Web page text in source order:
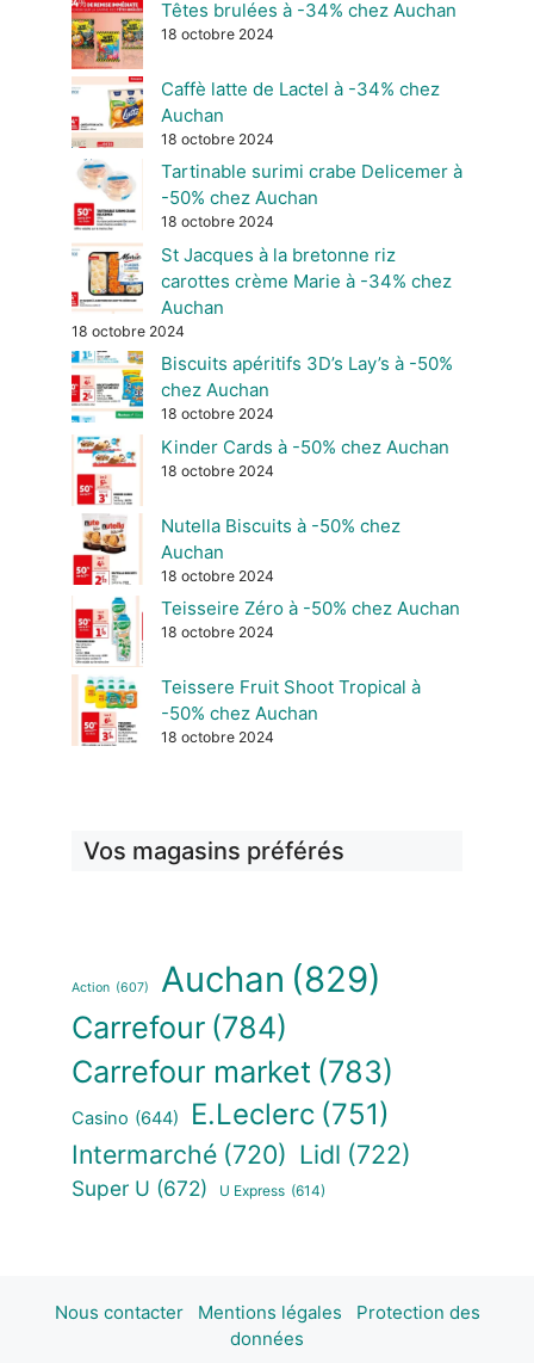
Têtes brulées à -34% chez Auchan
18 octobre 2024
Caffè latte de Lactel à -34% chez
Auchan
18 octobre 2024
Tartinable surimi crabe Delicemer à
-50% chez Auchan
18 octobre 2024
St Jacques à la bretonne riz
carottes crème Marie à -34% chez
Auchan
18 octobre 2024
Biscuits apéritifs 3D’s Lay’s à -50%
chez Auchan
18 octobre 2024
Kinder Cards à -50% chez Auchan
18 octobre 2024
Nutella Biscuits à -50% chez
Auchan
18 octobre 2024
Teisseire Zéro à -50% chez Auchan
18 octobre 2024
Teissere Fruit Shoot Tropical à
-50% chez Auchan
18 octobre 2024
Vos magasins préférés
Action (607) Auchan (829)
Carrefour (784)
Carrefour market (783)
Casino (644) E.Leclerc (751)
Intermarché (720) Lidl (722)
Super U (672) U Express (614)
Nous contacter Mentions légales
Protection des
données